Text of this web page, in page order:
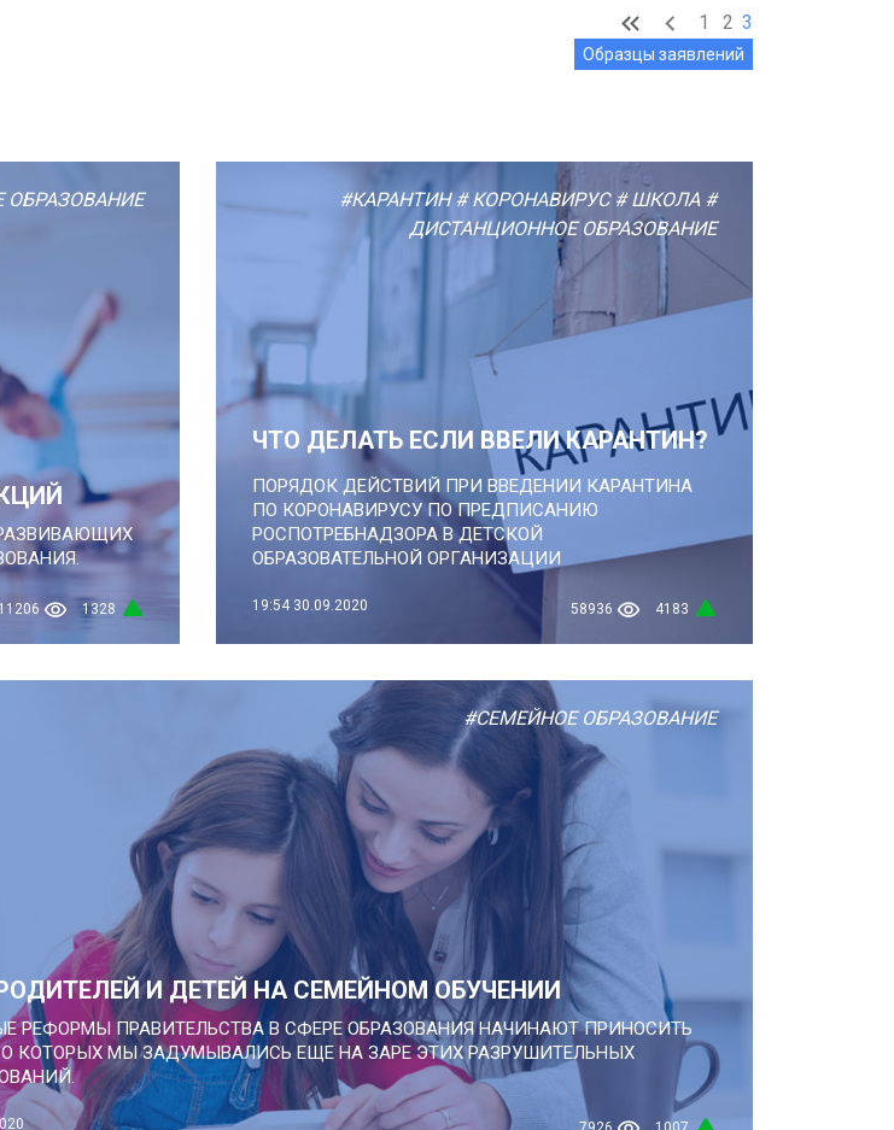
1 2 3
Образцы заявлений
ОБРАЗОВАНИЕ
11206 1328
#КАРАНТИН # КОРОНАВИРУС # ШКОЛА #
ДИСТАНЦИОННОЕ ОБРАЗОВАНИЕ
ЧТО ДЕЛАТЬ ЕСЛИ ВВЕЛИ КАРАНТИН?
ПОРЯДОК ДЕЙСТВИЙ ПРИ ВВЕДЕНИИ КАРАНТИНА
ПО КОРОНАВИРУСУ ПО ПРЕДПИСАНИЮ
РОСПОТРЕБНАДЗОРА В ДЕТСКОЙ
ОБРАЗОВАТЕЛЬНОЙ ОРГАНИЗАЦИИ
19:54 30.09.2020 58936 4183
#СЕМЕЙНОЕ ОБРАЗОВАНИЕ
И ДЕТЕЙ НА СЕМЕЙНОМ ОБУЧЕНИИ
РЕФОРМЫ ПРАВИТЕЛЬСТВА В СФЕРЕ ОБРАЗОВАНИЯ НАЧИНАЮТ ПРИНОСИТЬ
КОТОРЫХ МЫ ЗАДУМЫВАЛИСЬ ЕЩЕ НА ЗАРЕ ЭТИХ РАЗРУШИТЕЛЬНЫХ